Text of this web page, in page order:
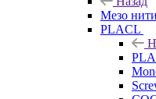
Мезо
PLACL